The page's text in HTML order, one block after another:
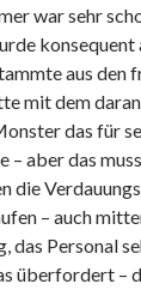
war sehr
konsequent
aus den
mit dem
das für
– aber das
die
– auch
das Personal
überfordert –